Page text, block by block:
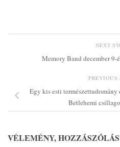
NEXT
Memory Band december
PREVIOUS
Egy kis esti
Betlehemi
VÉLEMÉNY,